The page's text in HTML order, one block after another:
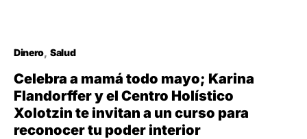
Dinero Salud
Celebra a mamá todo mayo; Karina
Flandorffer y el Centro Holístico
Xolotzin te invitan a un curso para
reconocer tu poder interior